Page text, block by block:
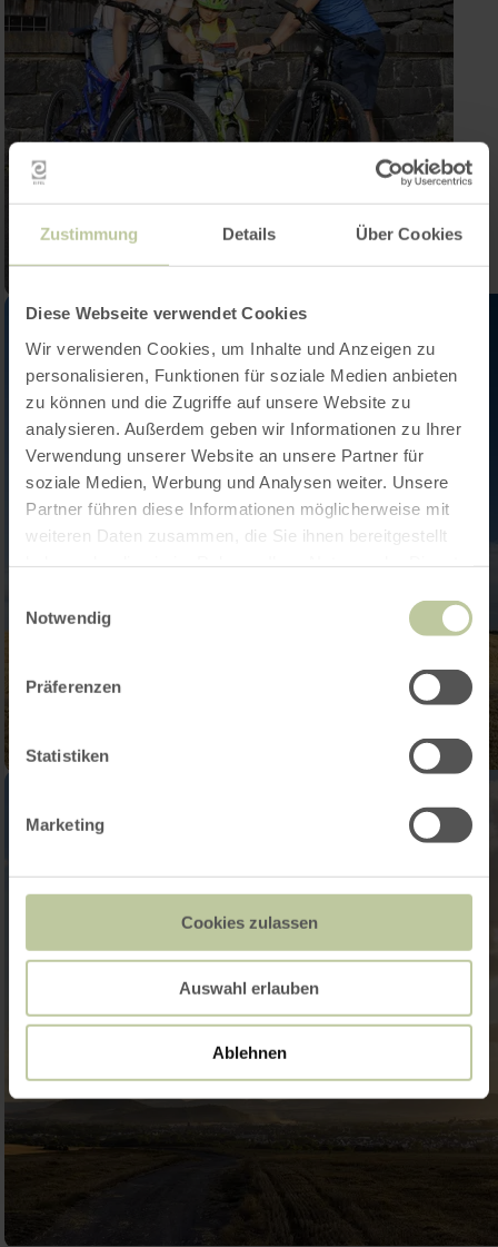
Zustimmung Details Über Cookies
Diese Webseite verwendet Cookies
Wir verwenden Cookies, um Inhalte und Anzeigen zu
personalisieren, Funktionen für soziale Medien anbieten
zu können und die Zugriffe auf unsere Website zu
analysieren. Außerdem geben wir Informationen zu Ihrer
Verwendung unserer Website an unsere Partner für
soziale Medien, Werbung und Analysen weiter. Unsere
Partner führen diese Informationen möglicherweise mit
weiteren Daten zusammen, die Sie ihnen bereitgestellt
Notwendig
Präferenzen
Statistiken
Marketing
Cookies zulassen
Auswahl erlauben
Ablehnen